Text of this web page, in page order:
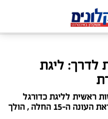
15 יוצאת לדרך: ליגת
חסות ראשית לליגת כדורגל
חופים באשקלון. ההרשמה לקראת העונה ה-15 החלה , הולך